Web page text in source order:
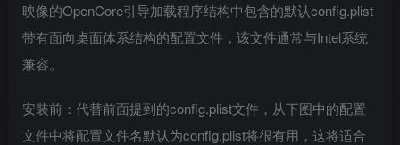
映像的OpenCore引导加载程序结构中包含的默认config.plist
带有面向桌面体系结构的配置文件，该文件通常与Intel系统
兼容。
安装前：代替前面提到的config.plist文件，从下图中的配置
文件中将配置文件名默认为config.plist将很有用，这将适合